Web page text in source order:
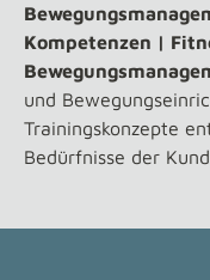
Kompetenzen |
und
Trainingskonzepte
Bedürfnisse der